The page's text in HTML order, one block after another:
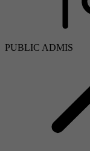
PUBLIC ADMIS